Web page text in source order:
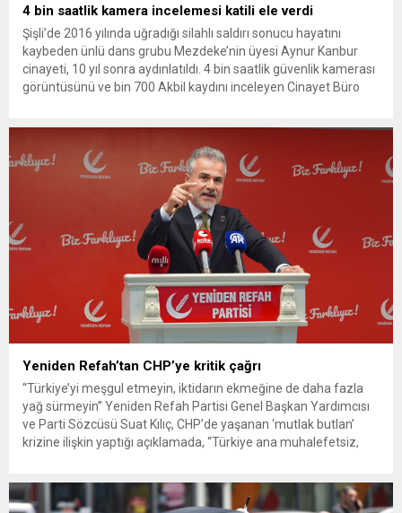
4 bin saatlik kamera incelemesi katili ele verdi
Şişli’de 2016 yılında uğradığı silahlı saldırı sonucu hayatını
kaybeden ünlü dans grubu Mezdeke’nin üyesi Aynur Kanbur
cinayeti, 10 yıl sonra aydınlatıldı. 4 bin saatlik güvenlik kamerası
görüntüsünü ve bin 700 Akbil kaydını inceleyen Cinayet Büro
Yeniden Refah’tan CHP’ye kritik çağrı
“Türkiye’yi meşgul etmeyin, iktidarın ekmeğine de daha fazla
yağ sürmeyin” Yeniden Refah Partisi Genel Başkan Yardımcısı
ve Parti Sözcüsü Suat Kılıç, CHP’de yaşanan ‘mutlak butlan’
krizine ilişkin yaptığı açıklamada, “Türkiye ana muhalefetsiz,
olun. Türkiye’yi...